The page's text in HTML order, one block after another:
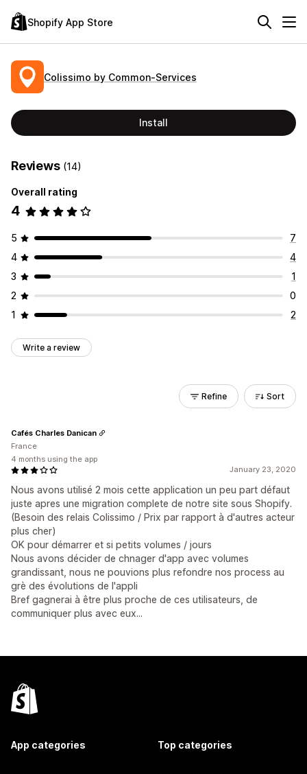
Shopify App Store
Colissimo by Common‑Services
Install
Reviews (14)
Overall rating
4
5
7
4
4
3
1
2
0
1
2
Write a review
Refine Sort
January 23, 2020
Nous avons utilisé 2 mois cette application un peu part défaut
juste apres une migration complete de notre site sous Shopify.
(Besoin des relais Colissimo / Prix par rapport à d'autres acteur
plus cher)
OK pour démarrer et si petits volumes / jours
Nous avons décider de chnager d'app avec volumes
grandissant, nous ne pouvions plus refondre nos process au
grè des évolutions de l'appli
Bref gagnerai à être plus proche de ces utilisateurs, de
communiquer plus avec eux...
Cafés Charles Danican
France
4 months using the app
App categories Top categories